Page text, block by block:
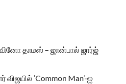
தாமஸ் – ஜான்பால் ஜார்ஜ்
‘Common Man’-ஐ